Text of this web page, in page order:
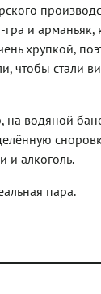
и арманьяк,
хрупкой,
чтобы стали
на водяной
и алкоголь.
пара.